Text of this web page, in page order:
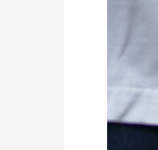
gaya
hidup?